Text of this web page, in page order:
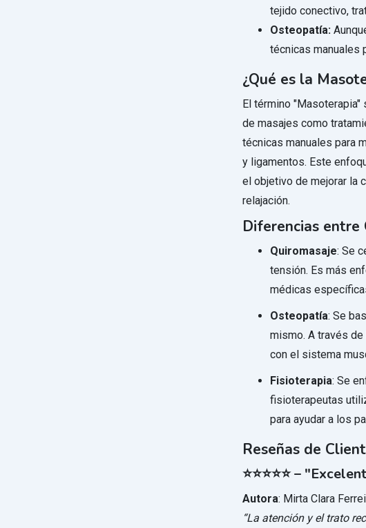
tejido conectivo,
Osteopatía:
técnicas manuales
¿Qué es la
El término
de masajes como
técnicas manuales para
y ligamentos. Este
el objetivo de mejorar la
relajación.
Diferencias entre
Quiromasaje: Se
tensión. Es más
médicas
Osteopatía: Se
mismo. A través
con el sistema
Fisioterapia: Se
fisioterapeutas
para ayudar a los
Reseñas de
⭐⭐⭐⭐⭐ –
Autora: Mirta Clara
“La atención y el trato